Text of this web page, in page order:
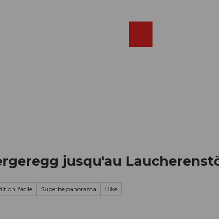
jusqu'au
facile Superbe panorama Hike